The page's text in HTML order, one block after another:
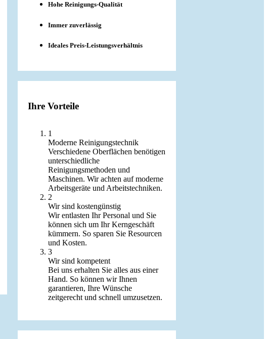
Hohe Reinigungs-Qualität
Immer zuverlässig
Ideales Preis-Leistungsverhältnis
Ihre Vorteile
1
Moderne Reinigungstechnik
Verschiedene Oberflächen benötigen
unterschiedliche
Reinigungsmethoden und
Maschinen. Wir achten auf moderne
Arbeitsgeräte und Arbeitstechniken.
2
Wir sind kostengünstig
Wir entlasten Ihr Personal und Sie
können sich um Ihr Kerngeschäft
kümmern. So sparen Sie Resourcen
und Kosten.
3
Wir sind kompetent
Bei uns erhalten Sie alles aus einer
Hand. So können wir Ihnen
garantieren, Ihre Wünsche
zeitgerecht und schnell umzusetzen.